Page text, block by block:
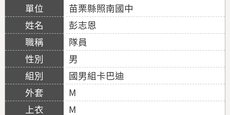
苗栗縣照南國中
彭志恩
隊員
男
國男組卡巴迪
M
M